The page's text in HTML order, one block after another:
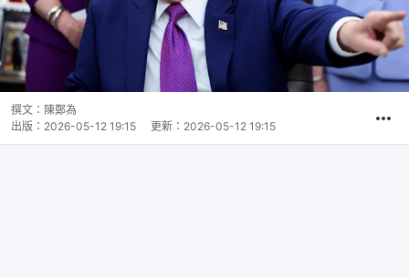
撰文： 陳鄭為
出版： 2026-05-12 19:15 更新： 2026-05-12 19:15